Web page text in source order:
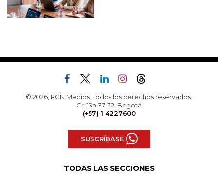
© 2026, RCN Medios. Todos los derechos reservados.
Cr. 13a 37-32, Bogotá
(+57) 1 4227600
SUSCRÍBASE
TODAS LAS SECCIONES